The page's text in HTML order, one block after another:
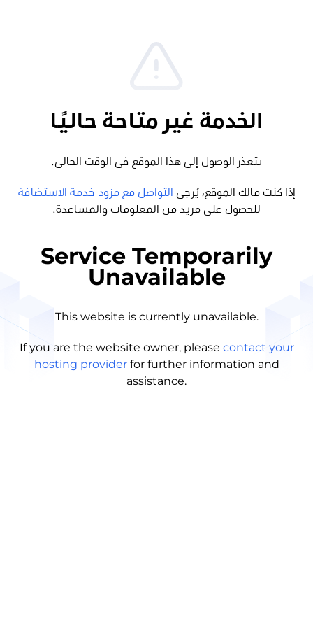
الخدمة غير متاحة حاليًا
يتعذر الوصول إلى هذا الموقع في الوقت الحالي.
إذا كنت مالك الموقع، يُرجى
التواصل مع مزود خدمة الاستضافة
للحصول على مزيد من المعلومات والمساعدة.
Service Temporarily
Unavailable
This website is currently unavailable.
If you are the website owner, please contact your
hosting provider for further information and
assistance.